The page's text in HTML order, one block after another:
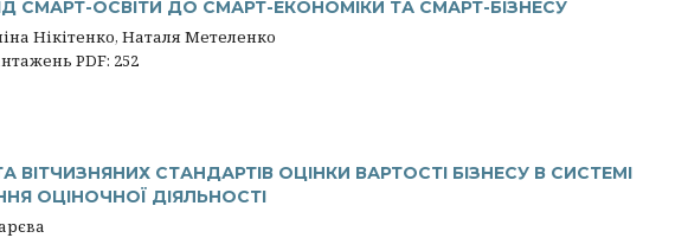
CМАРТ-ОСВІТИ ДО СМАРТ-ЕКОНОМІКИ ТА СМАРТ-БІЗНЕСУ
Нікітенко, Наталя Метеленко
PDF: 252
СТАНДАРТІВ ОЦІНКИ ВАРТОСТІ БІЗНЕСУ В СИСТЕМІ
ОЦІНОЧНОЇ ДІЯЛЬНОСТІ